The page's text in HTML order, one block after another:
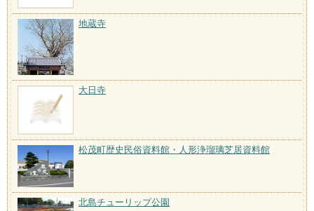
地蔵寺
大日寺
松茂町歴史民俗資料館・人形浄瑠璃芝居資料館
北島チューリップ公園